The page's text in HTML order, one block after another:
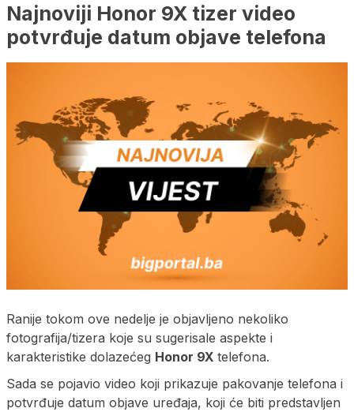
Najnoviji Honor 9X tizer video
potvrđuje datum objave telefona
Ranije tokom ove nedelje je objavljeno nekoliko
fotografija/tizera koje su sugerisale aspekte i
karakteristike dolazećeg Honor 9X telefona.
Sada se pojavio video koji prikazuje pakovanje telefona i
potvrđuje datum objave uređaja, koji će biti predstavljen